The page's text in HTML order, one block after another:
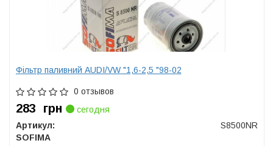
Фільтр паливний AUDI/VW "1,6-2,5 "98-02
0 отзывов
283 грн
сегодня
Артикул:
S8500NR
SOFIMA